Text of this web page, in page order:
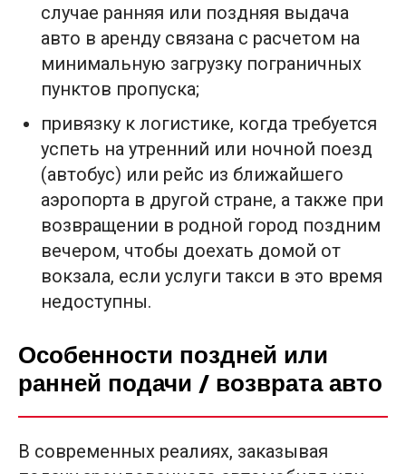
случае ранняя или поздняя выдача
авто в аренду связана с расчетом на
минимальную загрузку пограничных
пунктов пропуска;
привязку к логистике, когда требуется
успеть на утренний или ночной поезд
(автобус) или рейс из ближайшего
аэропорта в другой стране, а также при
возвращении в родной город поздним
вечером, чтобы доехать домой от
вокзала, если услуги такси в это время
недоступны.
Особенности поздней или
ранней подачи / возврата авто
В современных реалиях, заказывая